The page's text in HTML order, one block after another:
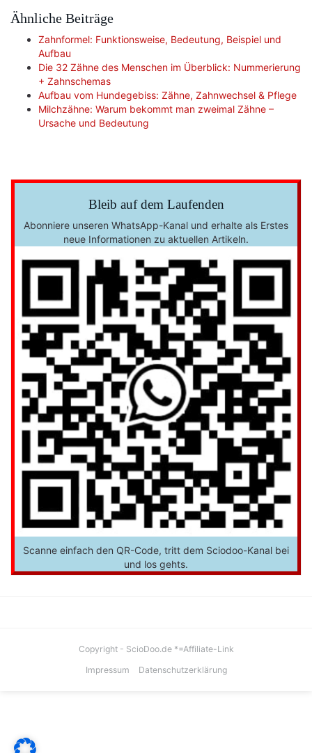
Ähnliche Beiträge
Zahnformel: Funktionsweise, Bedeutung, Beispiel und
Aufbau
Die 32 Zähne des Menschen im Überblick: Nummerierung
+ Zahnschemas
Aufbau vom Hundegebiss: Zähne, Zahnwechsel & Pflege
Milchzähne: Warum bekommt man zweimal Zähne –
Ursache und Bedeutung
Bleib auf dem Laufenden
Abonniere unseren WhatsApp-Kanal und erhalte als Erstes
neue Informationen zu aktuellen Artikeln.
Scanne einfach den QR-Code, tritt dem Sciodoo-Kanal bei
und los gehts.
Copyright - ScioDoo.de *=Affiliate-Link
Impressum
Datenschutzerklärung